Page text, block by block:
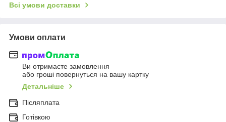
Всі умови доставки
Умови оплати
Ви отримаєте замовлення
або гроші повернуться на вашу картку
Детальніше
Післяплата
Готівкою